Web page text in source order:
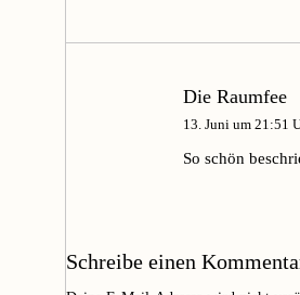
Die Raumfee
13. Juni um 21:51
So schön
Schreibe einen